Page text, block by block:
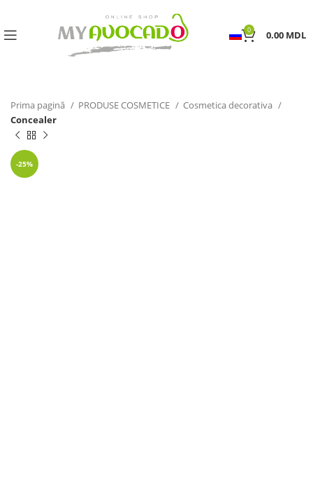
0 0.00 MDL
Prima pagină PRODUSE COSMETICE
Cosmetica decorativa
Concealer
-25%